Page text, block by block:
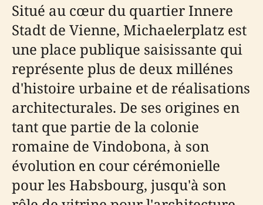
Situé au cœur du quartier Innere
Stadt de Vienne, Michaelerplatz est
une place publique saisissante qui
représente plus de deux millénes
d'histoire urbaine et de réalisations
architecturales. De ses origines en
tant que partie de la colonie
romaine de Vindobona, à son
évolution en cour cérémonielle
pour les Habsbourg, jusqu'à son